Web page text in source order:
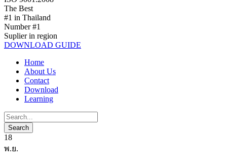
The Best
#1 in Thailand
Number #1
Suplier in region
DOWNLOAD GUIDE
Home
About Us
Contact
Download
Learning
18
พ.ย.